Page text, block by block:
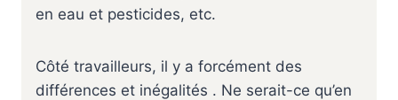
en eau et pesticides, etc.
Côté travailleurs, il y a forcément des
différences et inégalités . Ne serait-ce qu’en